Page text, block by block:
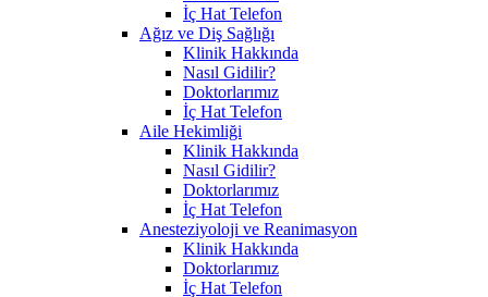
İç Hat Telefon
Ağız ve Diş Sağlığı
Klinik Hakkında
Nasıl Gidilir?
Doktorlarımız
İç Hat Telefon
Aile Hekimliği
Klinik Hakkında
Nasıl Gidilir?
Doktorlarımız
İç Hat Telefon
Anesteziyoloji ve Reanimasyon
Klinik Hakkında
Doktorlarımız
İç Hat Telefon